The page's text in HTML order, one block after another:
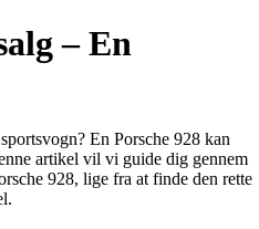
– En
En Porsche 928 kan
artikel vil vi guide dig gennem
928, lige fra at finde den rette